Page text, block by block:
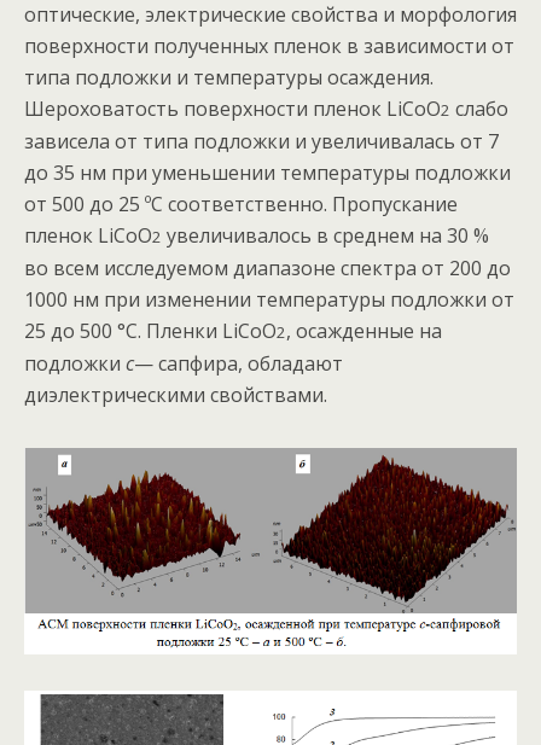
оптические, электрические свойства и морфология
поверхности полученных пленок в зависимости от
типа подложки и температуры осаждения.
Шероховатость поверхности пленок LiCoO2 слабо
зависела от типа подложки и увеличивалась от 7
до 35 нм при уменьшении температуры подложки
от 500 до 25 ºС соответственно. Пропускание
пленок LiCoO2 увеличивалось в среднем на 30 %
во всем исследуемом диапазоне спектра от 200 до
1000 нм при изменении температуры подложки от
25 до 500 °С. Пленки LiCoO2, осажденные на
подложки с— сапфира, обладают
диэлектрическими свойствами.